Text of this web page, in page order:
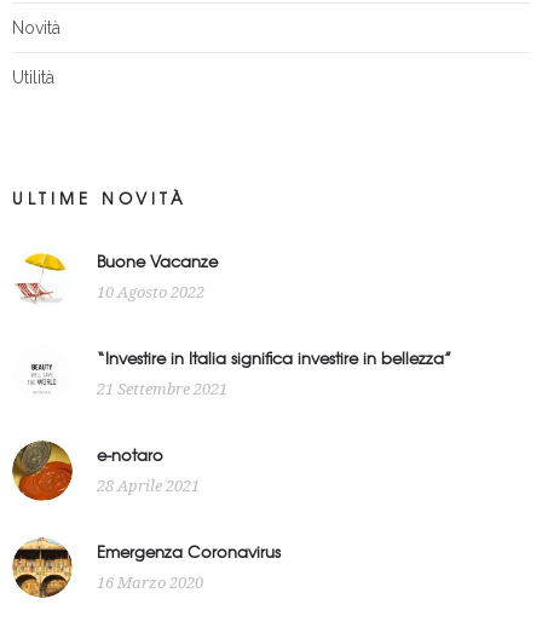
Novità
Utilità
ULTIME NOVITÀ
Buone Vacanze
10 Agosto 2022
“Investire in Italia significa investire in bellezza”
21 Settembre 2021
e-notaro
28 Aprile 2021
Emergenza Coronavirus
16 Marzo 2020